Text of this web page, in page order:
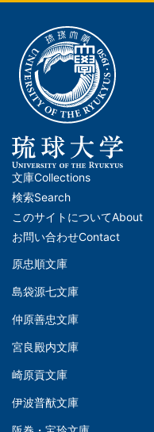
メ
イ
ン
ナ
ビ
ー
シ
ョ
ン
文庫Collections
検索Search
このサイトについてAbout
お問い合わせContact
文
(Left)
原忠順文庫
島袋源七文庫
仲原善忠文庫
文
(Middle)
宮良殿内文庫
崎原貢文庫
伊波普猷文庫